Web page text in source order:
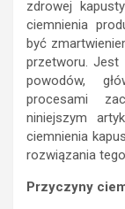
zdrowej
ciemnienia
być
przetworu. Jest
powodów,
procesami
niniejszym
ciemnienia
rozwiązania
Przyczyny